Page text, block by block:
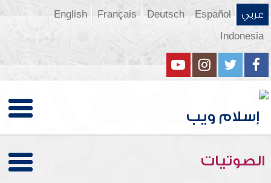
عربي Español
Deutsch
Français
English
Indonesia
الصوتيات